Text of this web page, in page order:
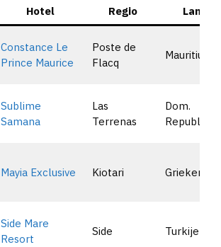
Hotel Regio Land
Constance Le
Prince Maurice
Poste de
Flacq
Mauritius
Sublime
Samana
Las
Terrenas
Dom.
Republiek
Mayia Exclusive Kiotari
Side Mare
Resort
Side Turkije